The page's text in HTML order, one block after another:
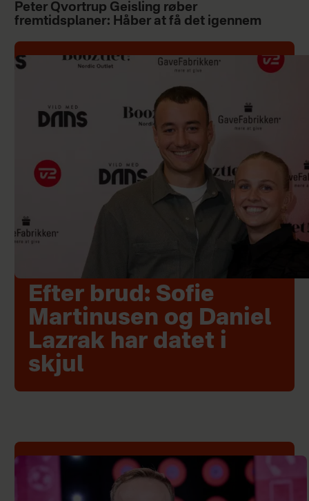
Peter Qvortrup Geisling røber
fremtidsplaner: Håber at få det igennem
Efter brud: Sofie
Martinusen og Daniel
Lazrak har datet i
skjul